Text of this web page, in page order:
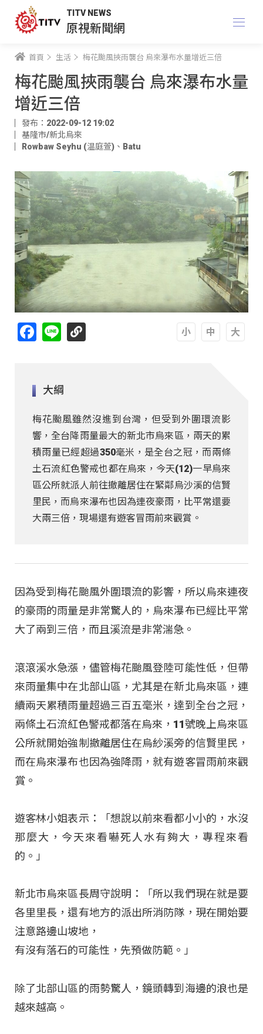
TITV NEWS
原視新聞網
首頁 生活 梅花颱風挾雨襲台 烏來瀑布水量增近三倍
梅花颱風挾雨襲台 烏來瀑布水量
增近三倍
發布：2022-09-12 19:02
基隆市/新北烏來
Rowbaw Seyhu (温庭萱) 、 Batu
Facebook
Line
大綱
梅花颱風雖然沒進到台灣，但受到外圍環流影
響，全台降雨量最大的新北市烏來區，兩天的累
積雨量已經超過350毫米，是全台之冠，而兩條
土石流紅色警戒也都在烏來，今天(12)一早烏來
區公所就派人前往撤離居住在緊鄰烏沙溪的信賢
里民，而烏來瀑布也因為連夜豪雨，比平常還要
大兩三倍，現場還有遊客冒雨前來觀賞。
因為受到梅花颱風外圍環流的影響，所以烏來連夜
的豪雨的雨量是非常驚人的，烏來瀑布已經比平常
大了兩到三倍，而且溪流是非常湍急。
滾滾溪水急漲，儘管梅花颱風登陸可能性低，但帶
來雨量集中在北部山區，尤其是在新北烏來區，連
續兩天累積雨量超過三百五毫米，達到全台之冠，
兩條土石流紅色警戒都落在烏來，11號晚上烏來區
公所就開始強制撤離居住在烏紗溪旁的信賢里民，
而在烏來瀑布也因為強降雨，就有遊客冒雨前來觀
賞。
遊客林小姐表示：「想說以前來看都小小的，水沒
那麼大，今天來看嚇死人水有夠大，專程來看
的。」
新北市烏來區長周守說明：「所以我們現在就是要
各里里長，還有地方的派出所消防隊，現在開始要
注意路邊山坡地，
有沒有落石的可能性，先預做防範。」
除了北部山區的雨勢驚人，鏡頭轉到海邊的浪也是
越來越高。